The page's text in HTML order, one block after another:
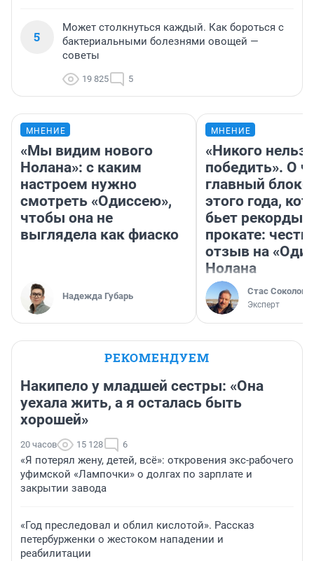
5
Может столкнуться каждый. Как бороться с
бактериальными болезнями овощей —
советы
19 825 5
МНЕНИЕ
«Мы видим нового
Нолана»: с каким
настроем нужно
смотреть «Одиссею»,
чтобы она не
выглядела как фиаско
Надежда Губарь
МНЕНИЕ
«Никого нельзя
победить». О
главный
этого года,
бьет рекорды в
прокате:
отзыв на
Нолана
Стас Соколов
Эксперт
РЕКОМЕНДУЕМ
Накипело у младшей сестры: «Она
уехала жить, а я осталась быть
хорошей»
20 часов 15 128 6
«Я потерял жену, детей, всё»: откровения экс-рабочего
уфимской «Лампочки» о долгах по зарплате и
закрытии завода
«Год преследовал и облил кислотой». Рассказ
петербурженки о жестоком нападении и
реабилитации